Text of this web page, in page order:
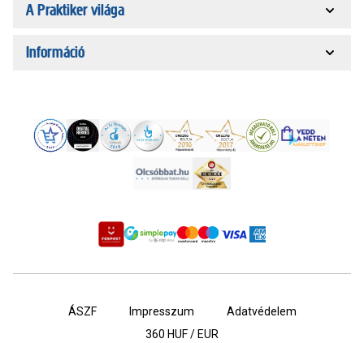
A Praktiker világa
Információ
ÁSZF Impresszum
Adatvédelem
360 HUF / EUR